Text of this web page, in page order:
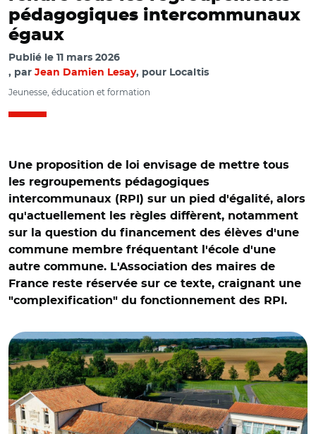
pédagogiques intercommunaux
égaux
Publié le 11 mars 2026
par Jean Damien Lesay, pour Localtis
Jeunesse, éducation et formation
Une proposition de loi envisage de mettre tous
les regroupements pédagogiques
intercommunaux (RPI) sur un pied d'égalité, alors
qu'actuellement les règles diffèrent, notamment
sur la question du financement des élèves d'une
commune membre fréquentant l'école d'une
autre commune. L'Association des maires de
France reste réservée sur ce texte, craignant une
"complexification" du fonctionnement des RPI.